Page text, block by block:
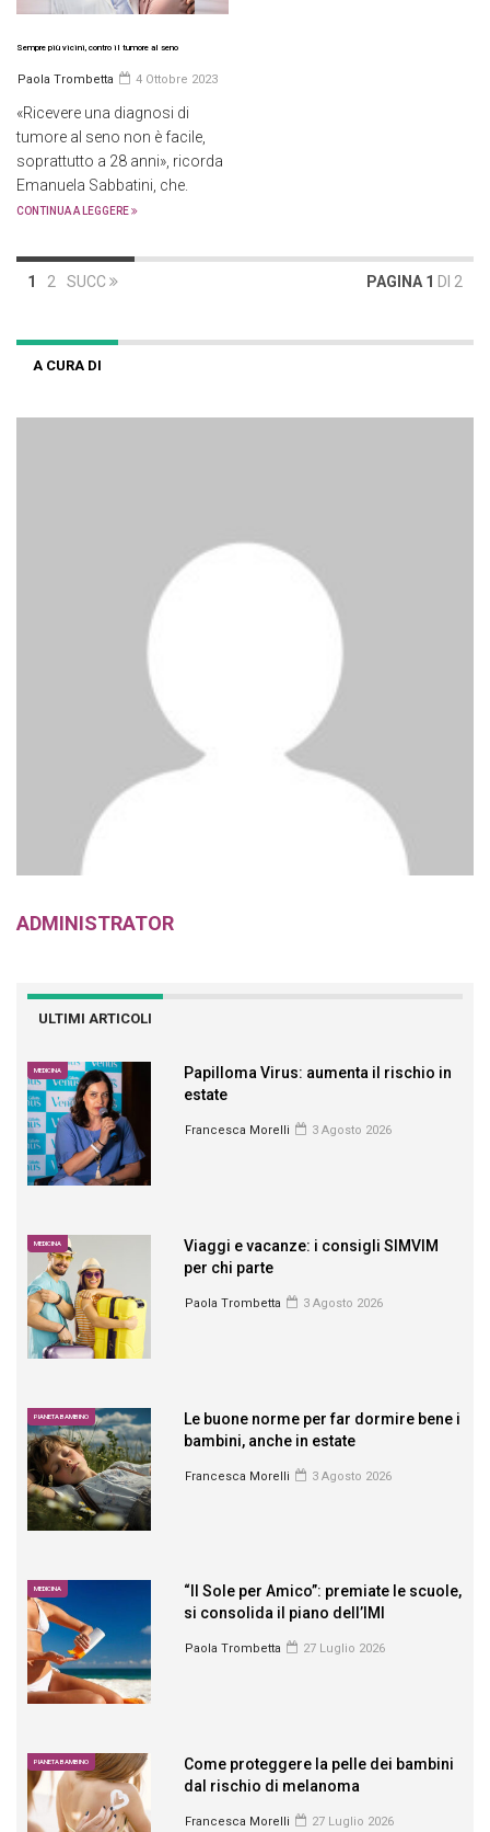
Sempre più vicini, contro il tumore al seno
Paola Trombetta 4 Ottobre 2023
«Ricevere una diagnosi di
tumore al seno non è facile,
soprattutto a 28 anni», ricorda
Emanuela Sabbatini, che.
CONTINUA A LEGGERE
1 2 SUCC PAGINA 1 DI 2
A CURA DI
ADMINISTRATOR
ULTIMI ARTICOLI
MEDICINA
Papilloma Virus: aumenta il rischio in
estate
Francesca Morelli 3 Agosto 2026
MEDICINA
Viaggi e vacanze: i consigli SIMVIM
per chi parte
Paola Trombetta 3 Agosto 2026
PIANETA BAMBINO
Le buone norme per far dormire bene i
bambini, anche in estate
Francesca Morelli 3 Agosto 2026
MEDICINA
“Il Sole per Amico”: premiate le scuole,
si consolida il piano dell’IMI
Paola Trombetta 27 Luglio 2026
PIANETA BAMBINO
Come proteggere la pelle dei bambini
dal rischio di melanoma
Francesca Morelli 27 Luglio 2026